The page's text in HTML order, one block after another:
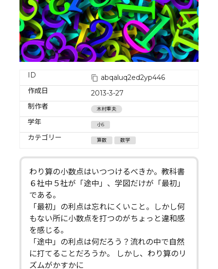
ID
abqaluq2ed2yp446
作成日
2013-3-27
制作者
木村重夫
学年 小5
カテゴリー 算数 数学
わり算の小数点はいつつけるべきか。教科書
６社中５社が「途中」、学図だけが「最初」
である。
「最初」の利点は忘れにくいこと。しかし何
もない所に小数点を打つのがちょっと違和感
を感じる。
「途中」の利点は何だろう？流れの中で自然
に打てることだろうか。 しかし、わり算のリ
ズムがかすかに